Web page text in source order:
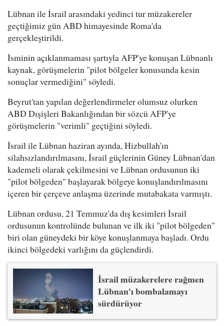
Lübnan ile İsrail arasındaki yedinci tur müzakereler
geçtiğimiz gün ABD himayesinde Roma'da
gerçekleştirildi.
İsminin açıklanmaması şartıyla AFP'ye konuşan Lübnanlı
kaynak, görüşmelerin "pilot bölgeler konusunda kesin
sonuçlar vermediğini" söyledi.
Beyrut'tan yapılan değerlendirmeler olumsuz olurken
ABD Dışişleri Bakanlığından bir sözcü AFP'ye
görüşmelerin "verimli" geçtiğini söyledi.
İsrail ile Lübnan haziran ayında, Hizbullah'ın
silahsızlandırılmasını, İsrail güçlerinin Güney Lübnan'dan
kademeli olarak çekilmesini ve Lübnan ordusunun iki
"pilot bölgeden" başlayarak bölgeye konuşlandırılmasını
içeren bir çerçeve anlaşma üzerinde mutabakata varmıştı.
Lübnan ordusu, 21 Temmuz'da dış kesimleri İsrail
ordusunun kontrolünde bulunan ve ilk iki "pilot bölgeden"
biri olan güneydeki bir köye konuşlanmaya başladı. Ordu
ikinci bölgedeki varlığını da güçlendirdi.
İsrail müzakerelere rağmen
Lübnan'ı bombalamayı
sürdürüyor